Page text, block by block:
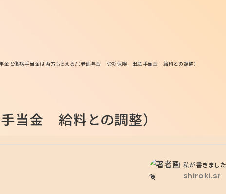
金と傷病手当金は両方もらえる？（老齢年金 労災保険 出産手当金 給料との調整）
当金 給料との調整）
私が書きました
shiroki.sr